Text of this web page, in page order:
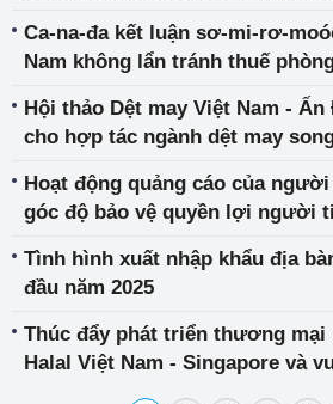
Ca-na-đa kết luận sơ-mi-rơ-
Nam không lẩn tránh thuế
Hội thảo Dệt may Việt Nam -
cho hợp tác ngành dệt may
Hoạt động quảng cáo của
góc độ bảo vệ quyền lợi người
quản lý
Tình hình xuất nhập khẩu địa
đầu năm 2025
Thúc đẩy phát triển thương mại
Halal Việt Nam - Singapore và